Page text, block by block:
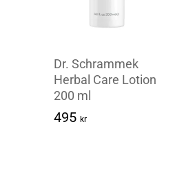
Dr. Schrammek
Herbal Care Lotion
200 ml
495 kr